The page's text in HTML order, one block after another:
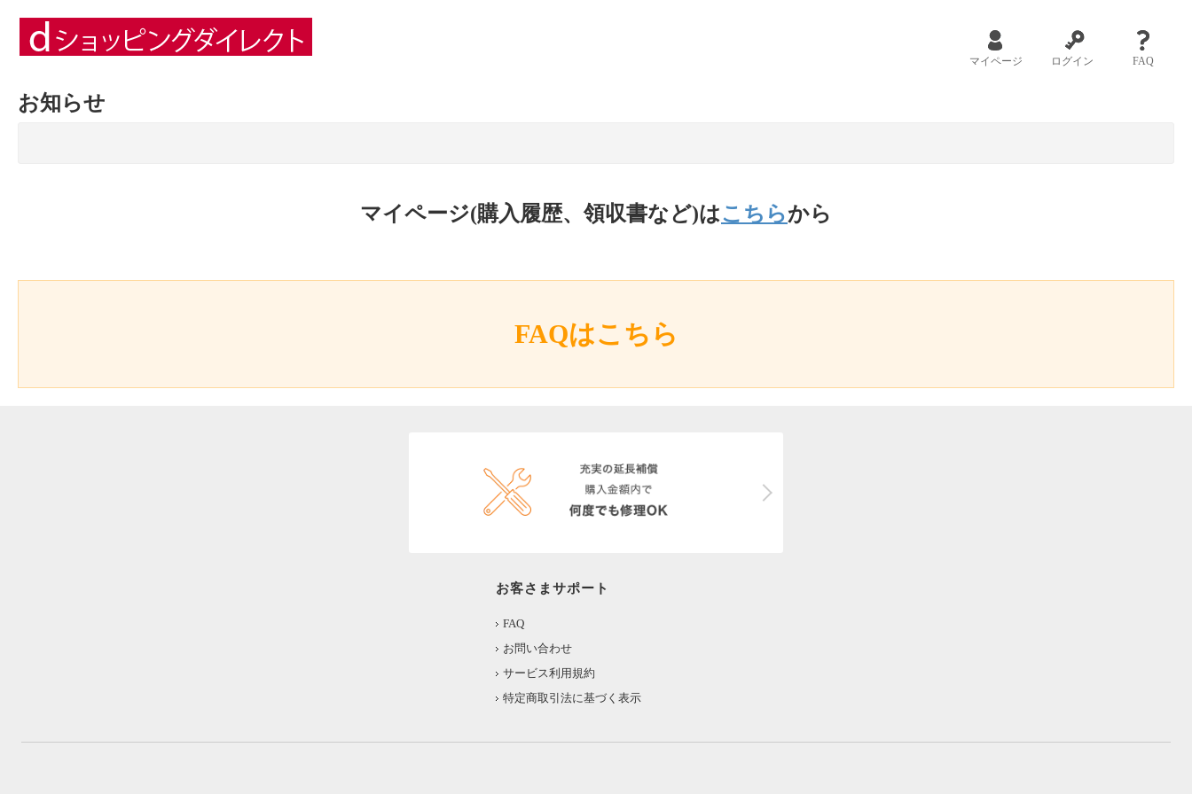
マイページ ログイン FAQ
お知らせ
マイページ(購入履歴、領収書など)はこちらから
FAQはこちら
お客さまサポート
FAQ
お問い合わせ
サービス利用規約
特定商取引法に基づく表示